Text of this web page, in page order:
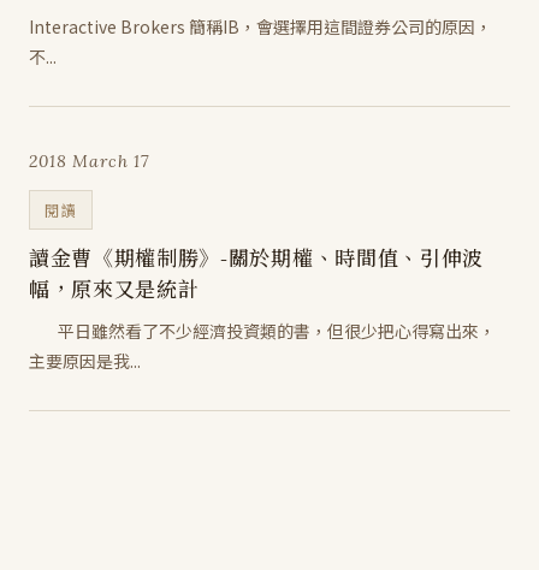
Interactive Brokers 簡稱IB，會選擇用這間證券公司的原因，
不...
2018 March 17
閱讀
讀金曹《期權制勝》-關於期權、時間值、引伸波
幅，原來又是統計
平日雖然看了不少經濟投資類的書，但很少把心得寫出來，
主要原因是我...